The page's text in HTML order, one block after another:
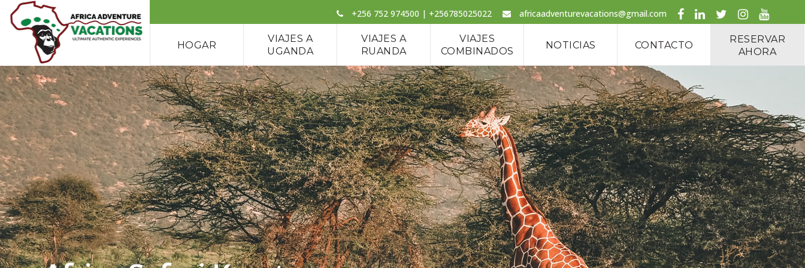
+256 752 974500 | +256785025022 africaadventurevacations@gmail.com
HOGAR
VIAJES A
UGANDA
VIAJES A
RUANDA
VIAJES
COMBINADOS
NOTICIAS CONTACTO
RESERVAR
AHORA